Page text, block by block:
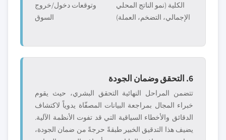
الكلية (نمو الناتج المحلي
الإجمالي، التضخم، العملة)
وتوقعات دخول/خروج
السوق
6. التحقق وضمان الجودة
تتضمن المراحل النهائية التحقق البشري، حيث يقوم
خبراء المجال بمراجعة البيانات المصفّاة يدوياً لاكتشاف
الدقائق والأخطاء السياقية التي قد تفوت الأنظمة الآلية.
يضيف هذا التدقيق الخبير طبقةً حرجةً من ضمان الجودة،